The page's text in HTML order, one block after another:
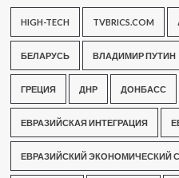
HIGH-TECH TVBRICS.COM
БЕЛАРУСЬ ВЛАДИМИР ПУТИН
ГРЕЦИЯ ДНР ДОНБАСС
ЕВРАЗИЙСКАЯ ИНТЕГРАЦИЯ
ЕВРАЗИЙСКИЙ ЭКОНОМИЧЕСКИЙ